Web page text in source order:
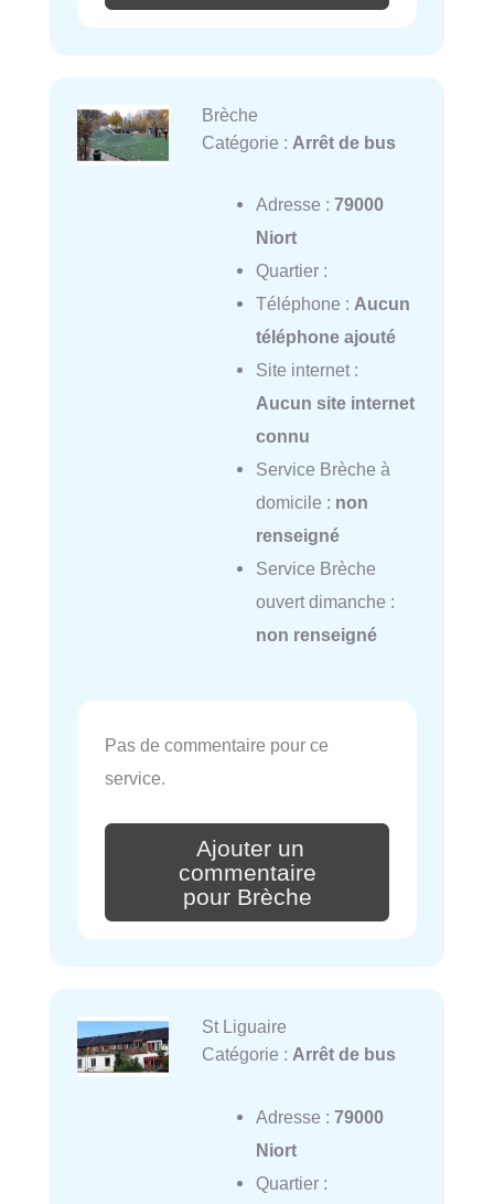
Brèche
Catégorie : Arrêt de bus
Adresse : 79000
Niort
Quartier :
Téléphone : Aucun
téléphone ajouté
Site internet :
Aucun site internet
connu
Service Brèche à
domicile : non
renseigné
Service Brèche
ouvert dimanche :
non renseigné
Pas de commentaire pour ce
service.
Ajouter un
commentaire
pour Brèche
St Liguaire
Catégorie : Arrêt de bus
Adresse : 79000
Niort
Quartier :